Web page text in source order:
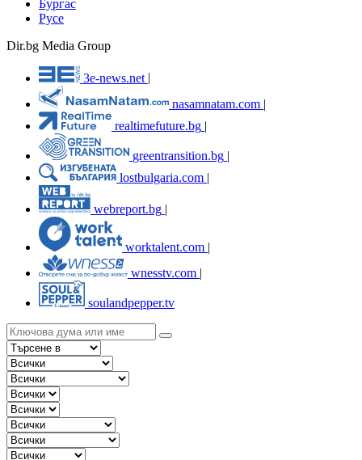
Бургас
Русе
Dir.bg Media Group
3e-news.net
nasamnatam.com |
realtimefuture.bg |
greentransition.bg |
lostbulgaria.com |
webreport.bg
worktalent.com |
wnesstv.com |
soulandpepper.tv